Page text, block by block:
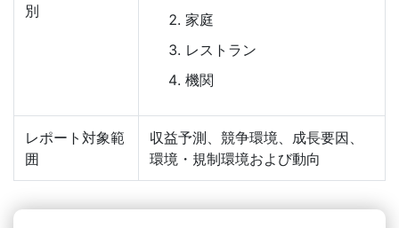
別
家庭
レストラン
機関
レポート対象範
囲
収益予測、競争環境、成長要因、
環境・規制環境および動向